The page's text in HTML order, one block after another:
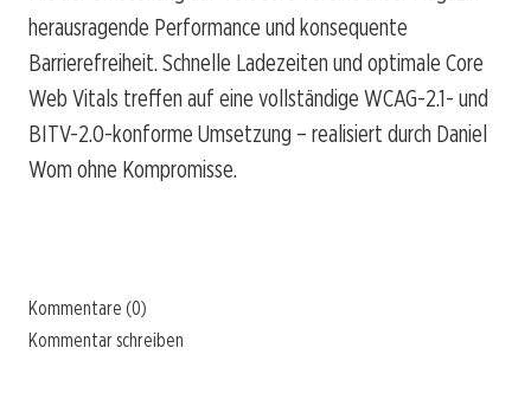
herausragende Performance und konsequente
Barrierefreiheit. Schnelle Ladezeiten und optimale Core
Web Vitals treffen auf eine vollständige WCAG-2.1- und
BITV-2.0-konforme Umsetzung – realisiert durch Daniel
Wom ohne Kompromisse.
Kommentare (0)
Kommentar schreiben